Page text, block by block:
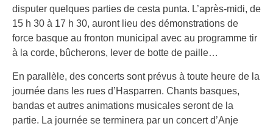
disputer quelques parties de cesta punta. L’après-midi, de
15 h 30 à 17 h 30, auront lieu des démonstrations de
force basque au fronton municipal avec au programme tir
à la corde, bûcherons, lever de botte de paille…
En parallèle, des concerts sont prévus à toute heure de la
journée dans les rues d’Hasparren. Chants basques,
bandas et autres animations musicales seront de la
partie. La journée se terminera par un concert d’Anje